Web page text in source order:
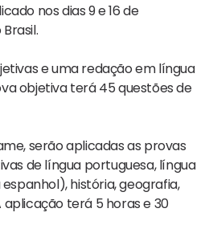
nos dias 9 e 16 de
e uma redação em língua
objetiva terá 45 questões de
serão aplicadas as provas
de língua portuguesa, língua
história, geografia,
aplicação terá 5 horas e 30